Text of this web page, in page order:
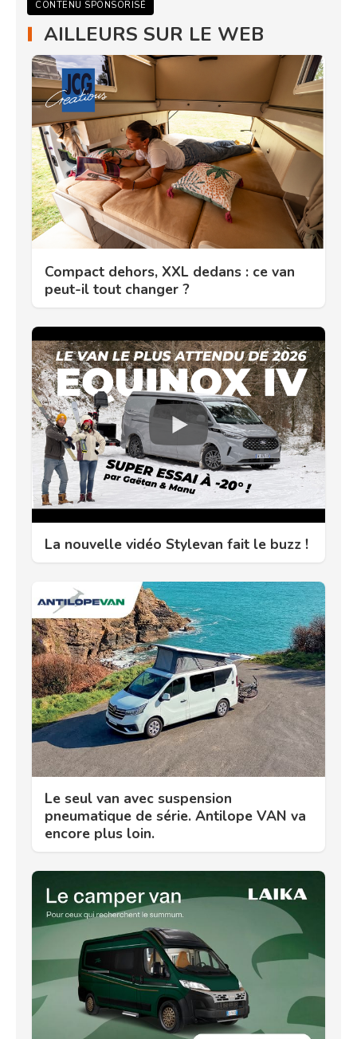
CONTENU SPONSORISÉ
AILLEURS SUR LE WEB
Compact dehors, XXL dedans : ce van
peut-il tout changer ?
La nouvelle vidéo Stylevan fait le buzz !
Le seul van avec suspension
pneumatique de série. Antilope VAN va
encore plus loin.